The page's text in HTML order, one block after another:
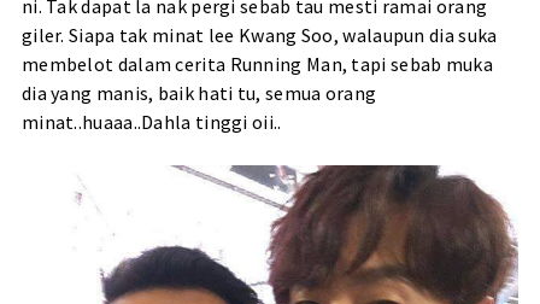
ni. Tak dapat la nak pergi sebab tau mesti ramai orang
giler. Siapa tak minat lee Kwang Soo, walaupun dia suka
membelot dalam cerita Running Man, tapi sebab muka
dia yang manis, baik hati tu, semua orang
minat..huaaa..Dahla tinggi oii..